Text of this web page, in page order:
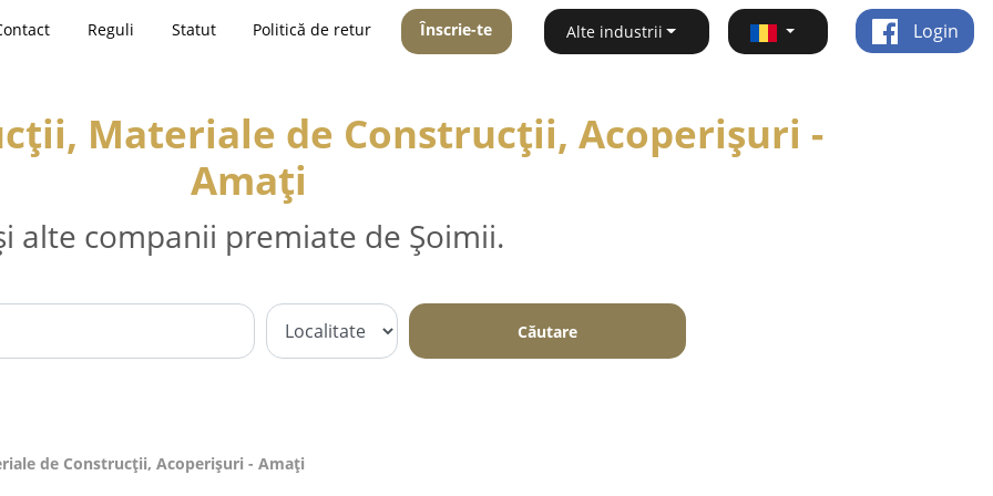
Reguli Statut Politică de retur Înscrie-te Alte industrii Login
Materiale de Construcții, Acoperișuri -
Amaţi
alte companii premiate de Șoimii.
Căutare
de Construcții, Acoperișuri - Amaţi